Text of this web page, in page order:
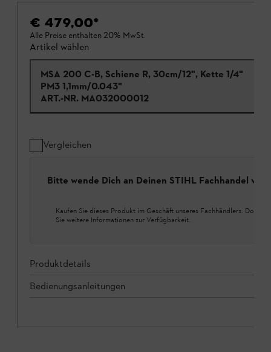
€ 479,00*
Alle Preise enthalten 20% MwSt.
Artikel wählen
MSA 200 C-B, Schiene R, 30cm/12", Kette 1/4"
PM3 1,1mm/0.043"
ART.-NR. MA032000012
Vergleichen
Bitte wende Dich an Deinen STIHL Fachhandel vor
Kaufen Sie dieses Produkt im Geschäft unseres Fachhändlers. Dort
Sie weitere Informationen zur Verfügbarkeit.
Produktdetails
Bedienungsanleitungen